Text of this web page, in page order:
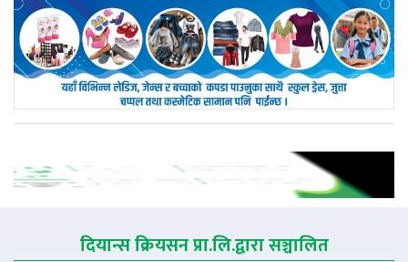
दियान्स क्रियसन प्रा.लि.द्वारा सञ्चालित